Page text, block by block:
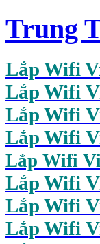
Trung
Lắp Wifi
Lắp Wifi
Lắp Wifi
Lắp Wifi
Lắp Wifi
Lắp Wifi
Lắp Wifi
Lắp Wifi